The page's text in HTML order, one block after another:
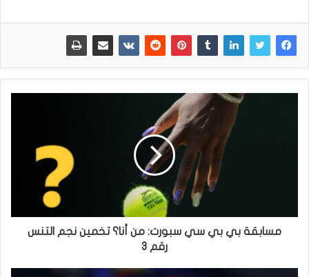
مسابقة بي بي سي سبورت: من أنا؟ تخمين نجم التنس
رقم 3